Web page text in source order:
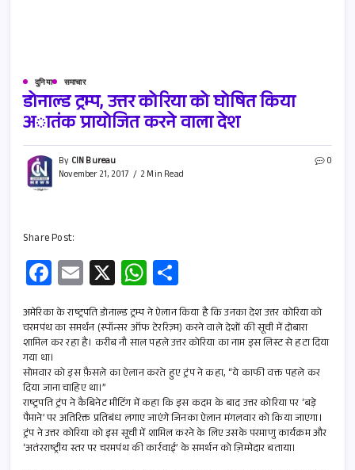
दुनिया समाचार
डोनाल्ड ट्रम्प, उत्तर कोरिया को घोषित किया
अातंक प्रायोजित करने वाला देश
By CIN Bureau
November 21, 2017
2 Min Read
0
Share Post:
Fa
ce
b
o
o
k
E
m
ail
X W
h
at
s
A
p
p
h
ar
e
अमेरिका के राष्ट्रपति डोनाल्ड ट्रम्प ने ऐलान किया है कि उनका देश उत्तर कोरिया को
चरमपंथ का समर्थन (स्पॉन्सर ऑफ टेररिज़्म) करने वाले देशों की सूची में दोबारा
शामिल कर रहा है। करीब नौ साल पहले उत्तर कोरिया का नाम इस लिस्ट से हटा दिया
गया था।
सोमवार को इस फ़ैसले का ऐलान करते हुए ट्रंप ने कहा, “ये काफी वक्त पहले कर
दिया जाना चाहिए था।”
राष्ट्रपति ट्रंप ने कैबिनेट मीटिंग में कहा कि इस कदम के बाद उत्तर कोरिया पर ‘बड़े
पैमाने’ पर अतिरिक्त प्रतिबंध लगाए जाएंगे जिनका ऐलान मंगलवार को किया जाएगा।
ट्रंप ने उत्तर कोरिया को इस सूची में शामिल करने के लिए उसके परमाणु कार्यक्रम और
‘अतंरराष्ट्रीय स्तर पर चरमपंथ की कार्रवाई’ के समर्थन को ज़िम्मेदार बताया।